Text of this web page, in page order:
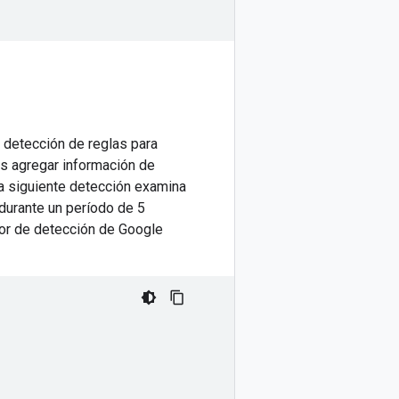
de reglas para
agregar información de
siguiente detección examina
un período de 5
de detección de Google